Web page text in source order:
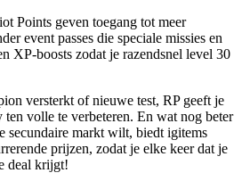
Points geven toegang tot meer
event passes die speciale missies en
XP-boosts zodat je razendsnel level 30
versterkt of nieuwe test, RP geeft je
volle te verbeteren. En wat nog beter
secundaire markt wilt, biedt igitems
prijzen, zodat je elke keer dat je
deal krijgt!